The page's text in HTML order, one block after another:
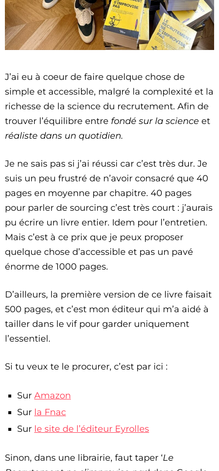
J’ai eu à coeur de faire quelque chose de
simple et accessible, malgré la complexité et la
richesse de la science du recrutement. Afin de
trouver l’équilibre entre fondé sur la science et
réaliste dans un quotidien.
Je ne sais pas si j’ai réussi car c’est très dur. Je
suis un peu frustré de n’avoir consacré que 40
pages en moyenne par chapitre. 40 pages
pour parler de sourcing c’est très court : j’aurais
pu écrire un livre entier. Idem pour l’entretien.
Mais c’est à ce prix que je peux proposer
quelque chose d’accessible et pas un pavé
énorme de 1000 pages.
D’ailleurs, la première version de ce livre faisait
500 pages, et c’est mon éditeur qui m’a aidé à
tailler dans le vif pour garder uniquement
l’essentiel.
Si tu veux te le procurer, c’est par ici :
Sur Amazon
Sur la Fnac
Sur le site de l’éditeur Eyrolles
Sinon, dans une librairie, faut taper ‘Le